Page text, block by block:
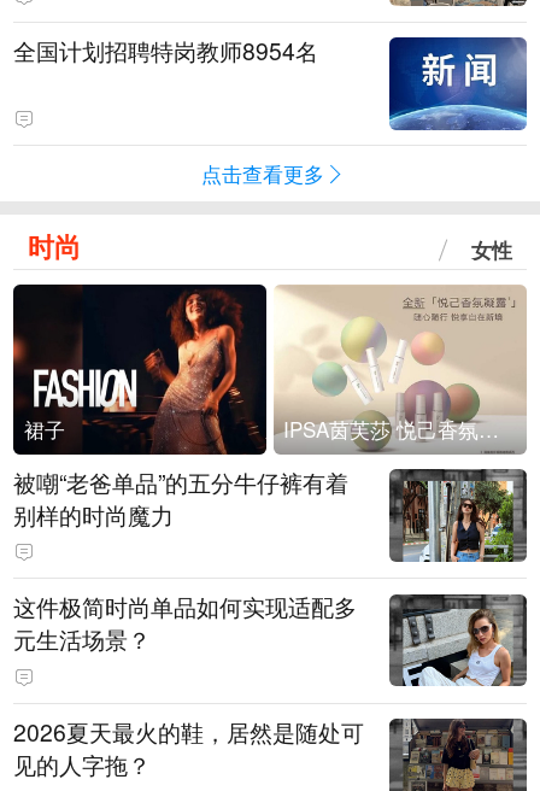
全国计划招聘特岗教师8954名
点击查看更多
时尚 女性
裙子 IPSA茵芙莎 悦己香氛凝露上市
被嘲“老爸单品”的五分牛仔裤有着
别样的时尚魔力
这件极简时尚单品如何实现适配多
元生活场景？
2026夏天最火的鞋，居然是随处可
见的人字拖？